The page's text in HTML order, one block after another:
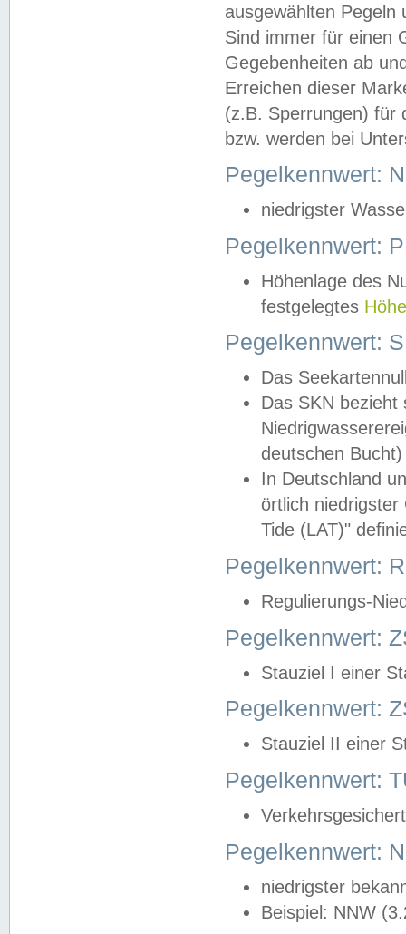
ausgewählten
Sind immer für einen
Gegebenheiten ab
Erreichen dieser
(z.B. Sperrungen) für
bzw. werden bei
Pegelkennwert:
niedrigster
Pegelkennwert:
Höhenlage des
festgelegtes
Pegelkennwert:
Das
Das SKN
deutschen
In Deutschland
örtlich
Tide (LAT)"
Pegelkennwert:
Regulierungs-
Pegelkennwert:
Stauziel I einer
Pegelkennwert:
Stauziel II einer
Pegelkennwert:
Pegelkennwert:
niedrigster
Beispiel: NNW